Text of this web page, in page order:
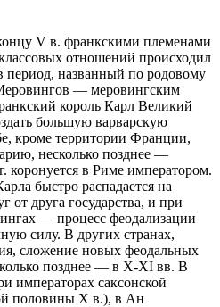
V в. франкскими племенами
отношений происходил
названный по родовому
— меровингским
король Карл Великий
большую варварскую
кроме территории Франции,
несколько позднее —
коронуется в Риме императором.
быстро распадается на
от друга государства, и при
— процесс феодализации
силу. В других странах,
сложение новых феодальных
позднее — в X-XI вв. В
императорах саксонской
половины X в.), в Ан